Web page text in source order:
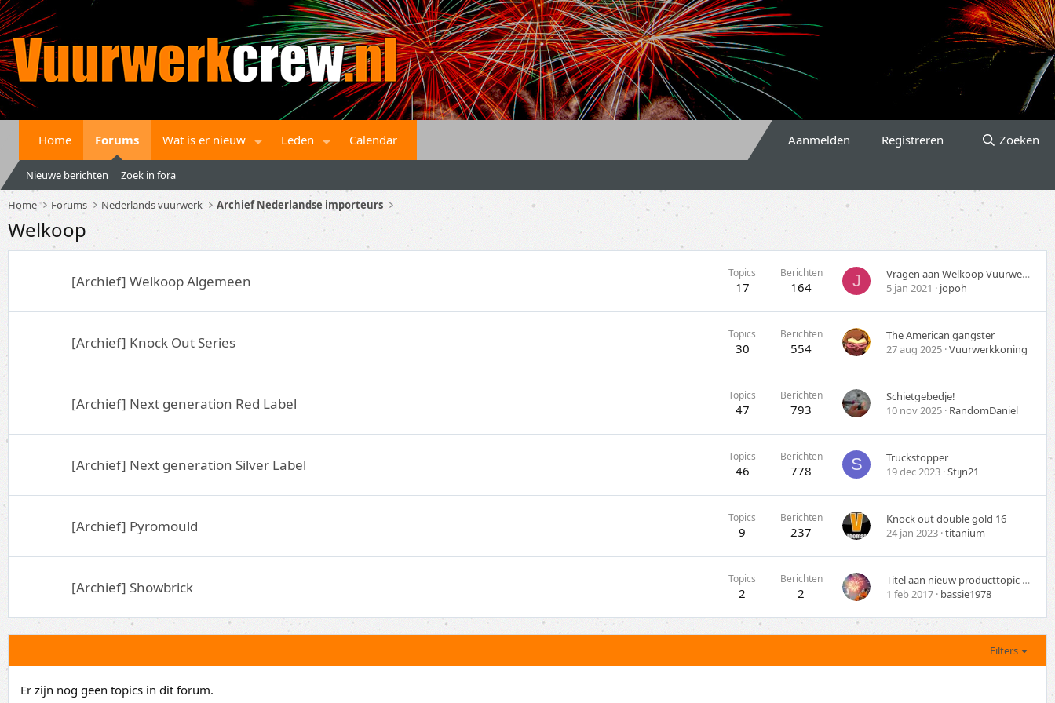
Home Forums Wat is er nieuw Leden Calendar Aanmelden Registreren Zoeken
Nieuwe berichten Zoek in fora
Home Forums Nederlands vuurwerk Archief Nederlandse importeurs
Welkoop
[Archief] Welkoop Algemeen Topics
17
Berichten
164 J
Vragen aan Welkoop Vuurwerk 2021/2022!
5 jan 2021
jopoh
[Archief] Knock Out Series Topics
30
Berichten
554
The American gangster
27 aug 2025 Vuurwerkkoning
[Archief] Next generation Red Label Topics
47
Berichten
793
Schietgebedje!
10 nov 2025 RandomDaniel
[Archief] Next generation Silver Label Topics
46
Berichten
778 S
Truckstopper
19 dec 2023 Stijn21
[Archief] Pyromould Topics
9
Berichten
237
Knock out double gold 16
24 jan 2023 titanium
[Archief] Showbrick Topics
2
Berichten
2
Titel aan nieuw producttopic geven? Lees dit eerst!
1 feb 2017 bassie1978
Filters
Er zijn nog geen topics in dit forum.